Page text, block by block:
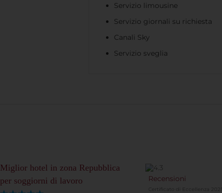
Servizio limousine
Servizio giornali su richiesta
Canali Sky
Servizio sveglia
Miglior hotel in zona Repubblica
per soggiorni di lavoro
Recensioni
Certificato di Eccellenza 2025